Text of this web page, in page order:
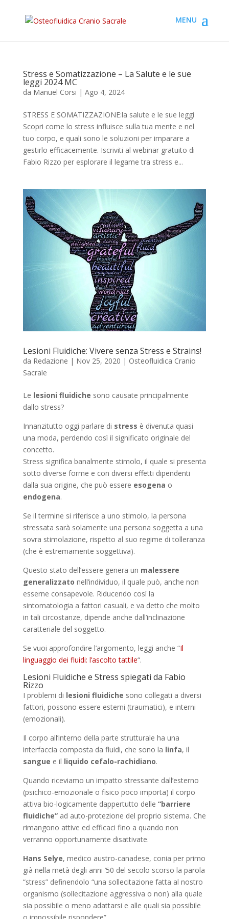
Stress e Somatizzazione – La Salute e le sue
leggi 2024 MC
da Manuel Corsi | Ago 4, 2024
STRESS E SOMATIZZAZIONE:la salute e le sue leggi
Scopri come lo stress influisce sulla tua mente e nel
tuo corpo, e quali sono le soluzioni per imparare a
gestirlo efficacemente. Iscriviti al webinar gratuito di
Fabio Rizzo per esplorare il legame tra stress e...
Lesioni Fluidiche: Vivere senza Stress e Strains!
da Redazione | Nov 25, 2020 | Osteofluidica Cranio
Sacrale
Le lesioni fluidiche sono causate principalmente
dallo stress?
Innanzitutto oggi parlare di stress è divenuta quasi
una moda, perdendo così il significato originale del
concetto.
Stress significa banalmente stimolo, il quale si presenta
sotto diverse forme e con diversi effetti dipendenti
dalla sua origine, che può essere esogena o
endogena.
Se il termine si riferisce a uno stimolo, la persona
stressata sarà solamente una persona soggetta a una
sovra stimolazione, rispetto al suo regime di tolleranza
(che è estremamente soggettiva).
Questo stato dell’essere genera un malessere
generalizzato nell’individuo, il quale può, anche non
esserne consapevole. Riducendo così la
sintomatologia a fattori casuali, e va detto che molto
in tali circostanze, dipende anche dall’inclinazione
caratteriale del soggetto.
Se vuoi approfondire l’argomento, leggi anche “Il
linguaggio dei fluidi: l’ascolto tattile“.
Lesioni Fluidiche e Stress spiegati da Fabio
Rizzo
I problemi di lesioni fluidiche sono collegati a diversi
fattori, possono essere esterni (traumatici), e interni
(emozionali).
Il corpo all’interno della parte strutturale ha una
interfaccia composta da fluidi, che sono la linfa, il
sangue e il liquido cefalo-rachidiano.
Quando riceviamo un impatto stressante dall’esterno
(psichico-emozionale o fisico poco importa) il corpo
attiva bio-logicamente dappertutto delle “barriere
fluidiche”ad auto-protezione del proprio sistema. Che
rimangono attive ed efficaci fino a quando non
verranno opportunamente disattivate.
Hans Selye, medico austro-canadese, conia per primo
già nella metà degli anni ’50 del secolo scorso la parola
“stress” definendolo “una sollecitazione fatta al nostro
organismo (sollecitazione aggressiva o non) alla quale
sia possibile o meno adattarsi e alle quali sia possibile
o impossibile rispondere”.